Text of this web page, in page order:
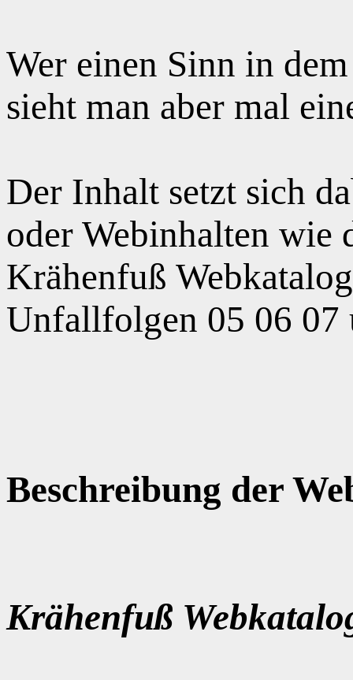
Wer einen Sinn in
sieht man aber mal
Der Inhalt setzt sich
oder Webinhalten wie
Krähenfuß
Unfallfolgen 05 06 07
Beschreibung der
Krähenfuß